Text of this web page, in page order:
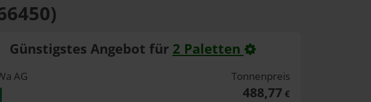
Günstigstes Angebot für 2 Paletten
AG Tonnenpreis
488,77 €